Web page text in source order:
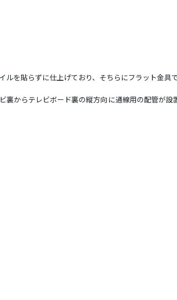
を貼らずに仕上げており、そちらにフラット金具
裏からテレビボード裏の縦方向に通線用の配管が